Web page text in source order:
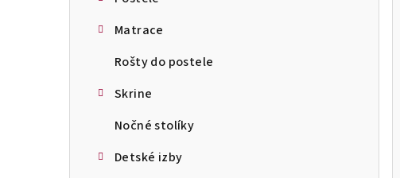
Matrace
Rošty do postele
Skrine
Nočné stolíky
Detské izby